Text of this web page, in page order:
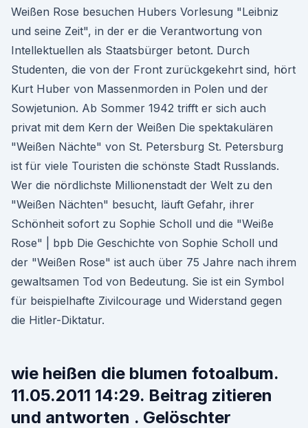
Weißen Rose besuchen Hubers Vorlesung "Leibniz
und seine Zeit", in der er die Verantwortung von
Intellektuellen als Staatsbürger betont. Durch
Studenten, die von der Front zurückgekehrt sind, hört
Kurt Huber von Massenmorden in Polen und der
Sowjetunion. Ab Sommer 1942 trifft er sich auch
privat mit dem Kern der Weißen Die spektakulären
"Weißen Nächte" von St. Petersburg St. Petersburg
ist für viele Touristen die schönste Stadt Russlands.
Wer die nördlichste Millionenstadt der Welt zu den
"Weißen Nächten" besucht, läuft Gefahr, ihrer
Schönheit sofort zu Sophie Scholl und die "Weiße
Rose" | bpb Die Geschichte von Sophie Scholl und
der "Weißen Rose" ist auch über 75 Jahre nach ihrem
gewaltsamen Tod von Bedeutung. Sie ist ein Symbol
für beispielhafte Zivilcourage und Widerstand gegen
die Hitler-Diktatur.
wie heißen die blumen fotoalbum.
11.05.2011 14:29. Beitrag zitieren
und antworten . Gelöschter